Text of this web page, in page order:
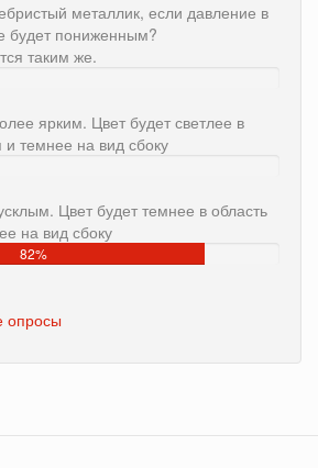
металлик, если давление в
будет пониженным?
таким же.
ярким. Цвет будет светлее в
и темнее на вид сбоку
Цвет будет темнее в область
на вид сбоку
82%
опросы